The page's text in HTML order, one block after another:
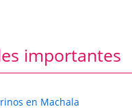
importantes
en Machala